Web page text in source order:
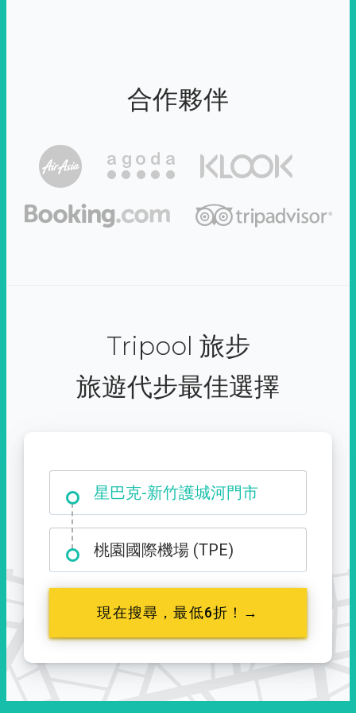
合作夥伴
Tripool 旅步
旅遊代步最佳選擇
星巴克-新竹護城河門市
大霸尖山登山口
桃園國際機場 (TPE)
現在搜尋，最低6折！→